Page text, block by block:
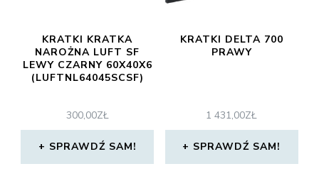
KRATKI KRATKA
NAROŻNA LUFT SF
LEWY CZARNY 60X40X6
(LUFTNL64045SCSF)
300,00ZŁ
SPRAWDŹ SAM!
KRATKI DELTA 700
PRAWY
1 431,00ZŁ
SPRAWDŹ SAM!